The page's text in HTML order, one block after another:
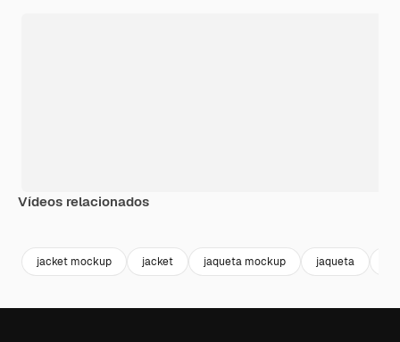
Vídeos relacionados
jacket mockup jacket jaqueta mockup jaqueta